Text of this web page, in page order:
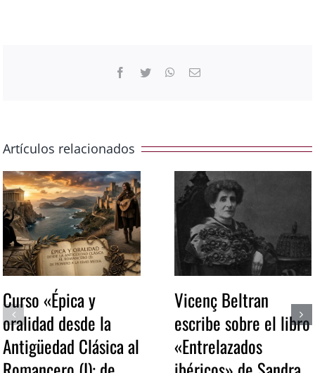
Facebook
Twitter WhatsApp
Correo
Artículos relacionados
Curso «Épica y
oralidad desde la
Antigüedad Clásica al
Vicenç Beltran
escribe sobre el libro
«Entrelazados